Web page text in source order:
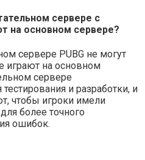
сервере с
на основном сервере?
сервере PUBG не могут
играют на основном
сервере
и разработки, и
чтобы игроки имели
более точного
ошибок.